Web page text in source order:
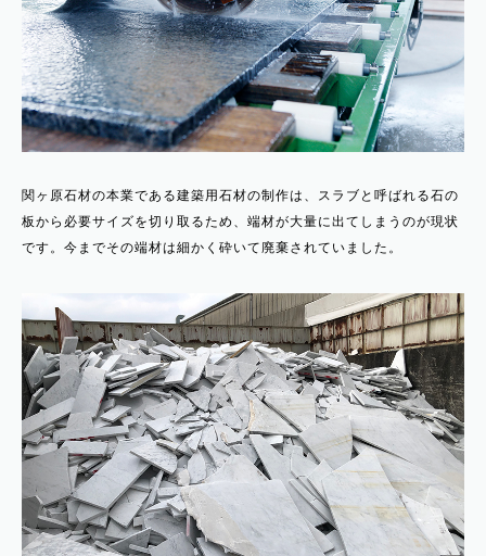
関ヶ原石材の本業である建築用石材の制作は、スラブと呼ばれる石の
板から必要サイズを切り取るため、端材が大量に出てしまうのが現状
です。今までその端材は細かく砕いて廃棄されていました。